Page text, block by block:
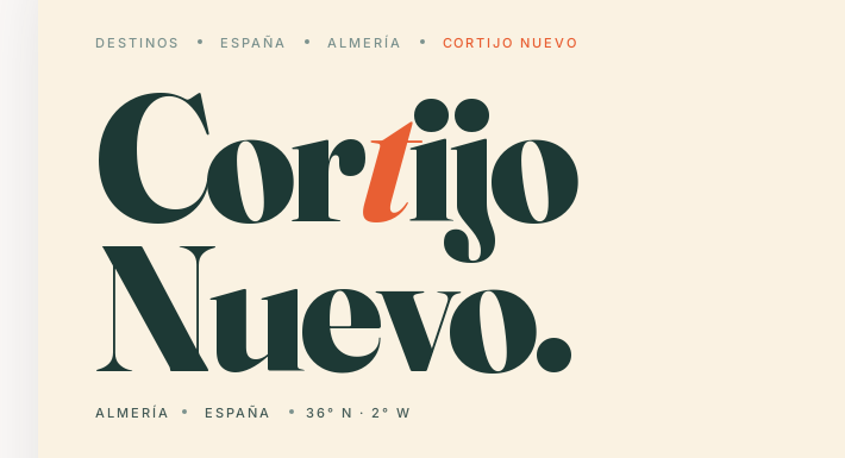
DESTINOS ESPAÑA ALMERÍA CORTIJO NUEVO
Cortijo
Nuevo.
ALMERÍA ESPAÑA 36° N · 2° W